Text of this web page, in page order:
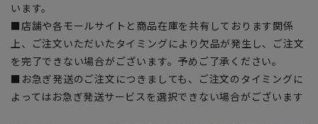
います。
■店舗や各モールサイトと商品在庫を共有しております関係
上、ご注文いただいたタイミングにより欠品が発生し、ご注文
を完了できない場合がございます。予めご了承ください。
■お急ぎ発送のご注文につきましても、ご注文のタイミングに
よってはお急ぎ発送サービスを選択できない場合がございます